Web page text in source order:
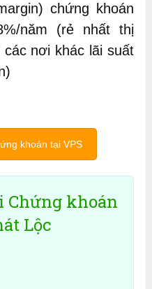
chứng khoán
năm (rẻ nhất thị
nơi khác lãi suất
khoán tại VPS
Chứng khoán
Lộc